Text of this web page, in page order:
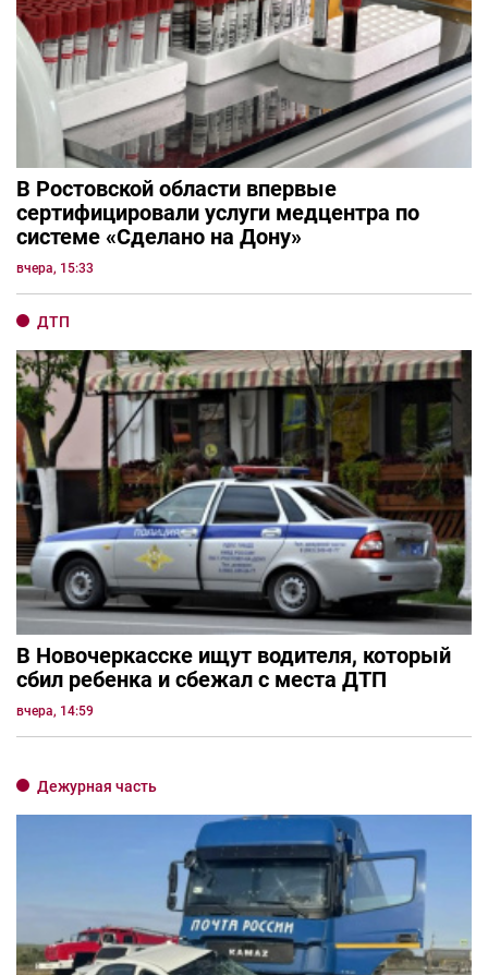
В Ростовской области впервые
сертифицировали услуги медцентра по
системе «Сделано на Дону»
вчера, 15:33
ДТП
В Новочеркасске ищут водителя, который
сбил ребенка и сбежал с места ДТП
вчера, 14:59
Дежурная часть